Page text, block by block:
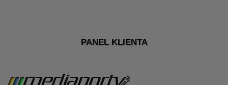
PANEL KLIENTA